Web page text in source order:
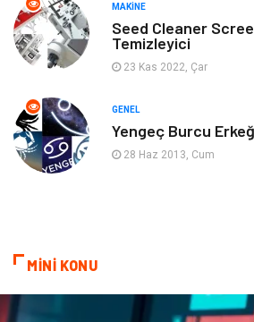
Gençlik & Eğlence
Mobilya
Evlilik Rehberi
Astroloji
MAKINE
Seed Cleaner
Temizleyici
23 Kas 2022, Çar
GENEL
Yengeç Burcu
28 Haz 2013, Cum
MİNİ KONU